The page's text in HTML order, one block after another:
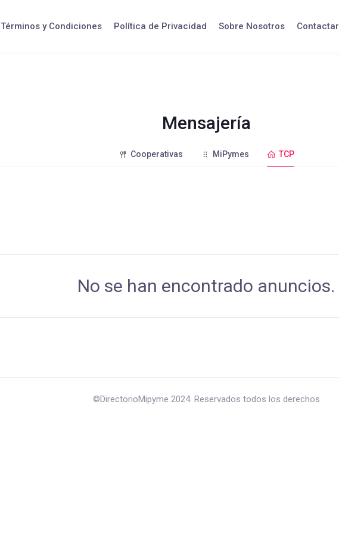
Términos y Condiciones Política de Privacidad Sobre Nosotros Contactar
Mensajería
Cooperativas MiPymes TCP
No se han encontrado anuncios.
©DirectorioMipyme 2024. Reservados todos los derechos